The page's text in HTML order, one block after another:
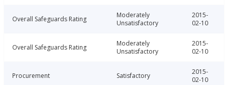
Overall Safeguards Rating
Moderately
Unsatisfactory
2015-
02-10
Overall Safeguards Rating
Moderately
Unsatisfactory
2015-
02-10
Procurement Satisfactory
2015-
02-10